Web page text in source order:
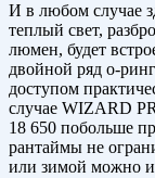
И в любом случае
теплый свет,
люмен, будет
двойной ряд о-
доступом
случае WIZARD
18 650 побольше
рантаймы не
или зимой можно